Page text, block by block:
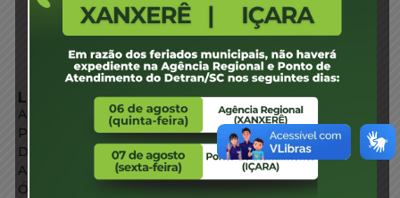
LINKS EXTERNOS
Agência de Notícias
Portal de Serviços
Diário Oficial
Acesso à Informação
Órgãos do Governo